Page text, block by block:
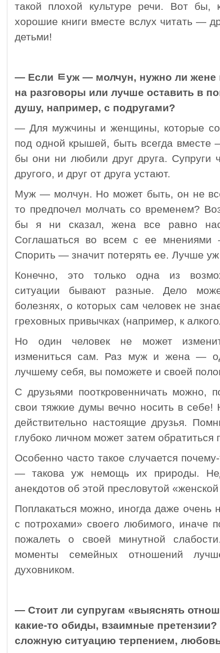
такой плохой культуре речи. Вот бы,
хорошие книги вместе вслух читать —
детьми!
— Если ﾼуж — молчун, нужно ли жене
на разговоры или лучше оставить в
душу, например, с подругами?
— Для мужчины и женщины, которые
под одной крышей, быть всегда вместе
бы они ни любили друг друга. Супруги
другого, и друг от друга устают.
Муж — молчун. Но может быть, он не
то предпочел молчать со временем?
бы я ни сказал, жена все равно
Соглашаться во всем с ее мнениями
Спорить — значит потерять ее. Лучше
Конечно, это только одна из
ситуации бывают разные. Дело
болезнях, о которых сам человек не
греховных привычках (например, к
Но один человек не может
измениться сам. Раз муж и жена —
лучшему себя, вы поможете и своей
С друзьями пооткровенничать можно,
свои тяжкие думы вечно носить в
действительно настоящие друзья.
глубоко личном может затем обратиться
Особенно часто такое случается
— такова уж немощь их природы.
анекдотов об этой пресловутой
Поплакаться можно, иногда даже очень
с потрохами» своего любимого, иначе
пожалеть о своей минутной
моменты семейных отношений
духовником.
— Стоит ли супругам «выяснять
какие-то обиды, взаимные претензии?
сложную ситуацию терпением,